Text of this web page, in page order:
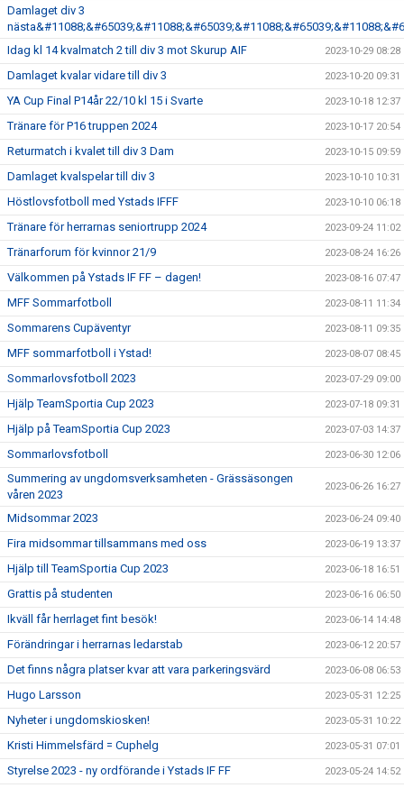
Damlaget div 3
Idag kl 14 kvalmatch 2 till div 3 mot Skurup AIF
2023-10-29 08:28
Damlaget kvalar vidare till div 3 2023-10-20 09:31
YA Cup Final P14år 22/10 kl 15 i Svarte 2023-10-18 12:37
Tränare för P16 truppen 2024 2023-10-17 20:54
Returmatch i kvalet till div 3 Dam 2023-10-15 09:59
Damlaget kvalspelar till div 3 2023-10-10 10:31
Höstlovsfotboll med Ystads IFFF 2023-10-10 06:18
Tränare för herrarnas seniortrupp 2024 2023-09-24 11:02
Tränarforum för kvinnor 21/9 2023-08-24 16:26
Välkommen på Ystads IF FF – dagen! 2023-08-16 07:47
MFF Sommarfotboll 2023-08-11 11:34
Sommarens Cupäventyr 2023-08-11 09:35
MFF sommarfotboll i Ystad! 2023-08-07 08:45
Sommarlovsfotboll 2023 2023-07-29 09:00
Hjälp TeamSportia Cup 2023 2023-07-18 09:31
Hjälp på TeamSportia Cup 2023 2023-07-03 14:37
Sommarlovsfotboll 2023-06-30 12:06
Summering av ungdomsverksamheten - Grässäsongen
våren 2023
2023-06-26 16:27
Midsommar 2023 2023-06-24 09:40
Fira midsommar tillsammans med oss 2023-06-19 13:37
Hjälp till TeamSportia Cup 2023 2023-06-18 16:51
Grattis på studenten 2023-06-16 06:50
Ikväll får herrlaget fint besök! 2023-06-14 14:48
Förändringar i herrarnas ledarstab 2023-06-12 20:57
Det finns några platser kvar att vara parkeringsvärd 2023-06-08 06:53
Hugo Larsson 2023-05-31 12:25
Nyheter i ungdomskiosken! 2023-05-31 10:22
Kristi Himmelsfärd = Cuphelg 2023-05-31 07:01
Styrelse 2023 - ny ordförande i Ystads IF FF 2023-05-24 14:52